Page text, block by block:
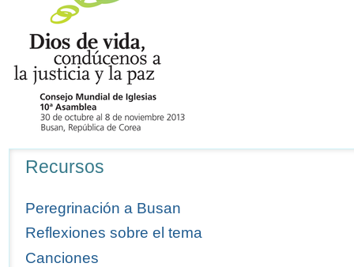
Recursos
Peregrinación a Busan
Reflexiones sobre el tema
Canciones